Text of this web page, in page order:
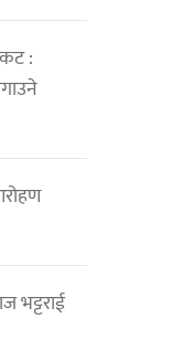
:
भट्टराई